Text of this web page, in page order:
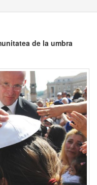
de la umbra